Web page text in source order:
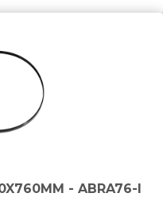
- ABRA76-I